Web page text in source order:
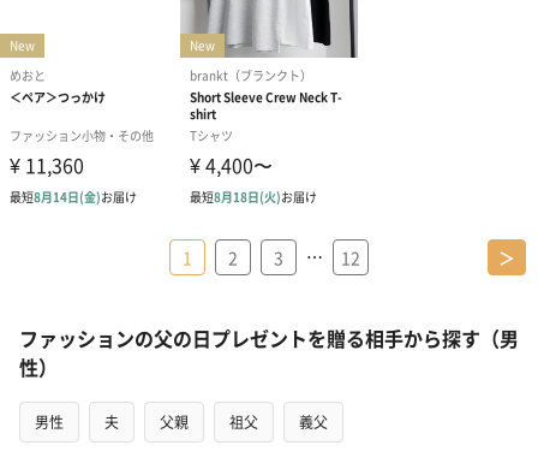
1 2 3 … 12 ＞
ファッションの父の日プレゼントを贈る相手から探す（男
性）
男性 夫 父親 祖父 義父